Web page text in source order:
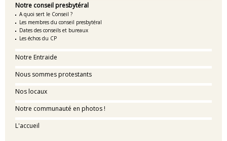
Notre conseil presbytéral
A quoi sert le Conseil ?
Les membres du conseil presbytéral
Dates des conseils et bureaux
Les échos du CP
Notre Entraide
Nous sommes protestants
Nos locaux
Notre communauté en photos !
L'accueil